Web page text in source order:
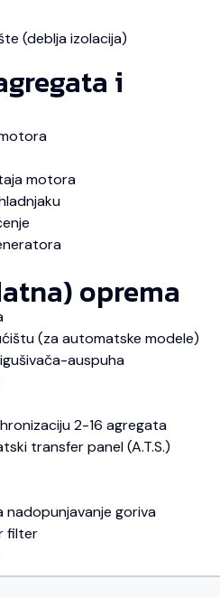
(deblja izolacija)
i
motora
oprema
(za automatske modele)
auspuha
2-16 agregata
transfer panel (A.T.S.)
goriva
filter